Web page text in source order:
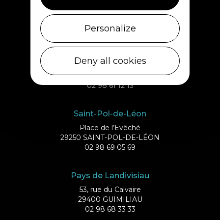
29253 ILE DE BATZ
02 98 61 75 70
Quai d’Auxerre
29680 ROSCOFF
02 98 61 12 13
Saint-Pol-de-Léon
Place de l’Evêché
29250 SAINT-POL-DE-LÉON
02 98 69 05 69
Pays de Landivisiau
53, rue du Calvaire
29400 GUIMILIAU
02 98 68 33 33
Personalize
Deny all cookies